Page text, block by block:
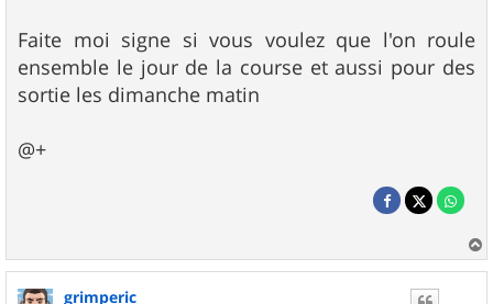
Faite moi signe si vous voulez que l'on roule
ensemble le jour de la course et aussi pour des
sortie les dimanche matin
@+
a
grimperic